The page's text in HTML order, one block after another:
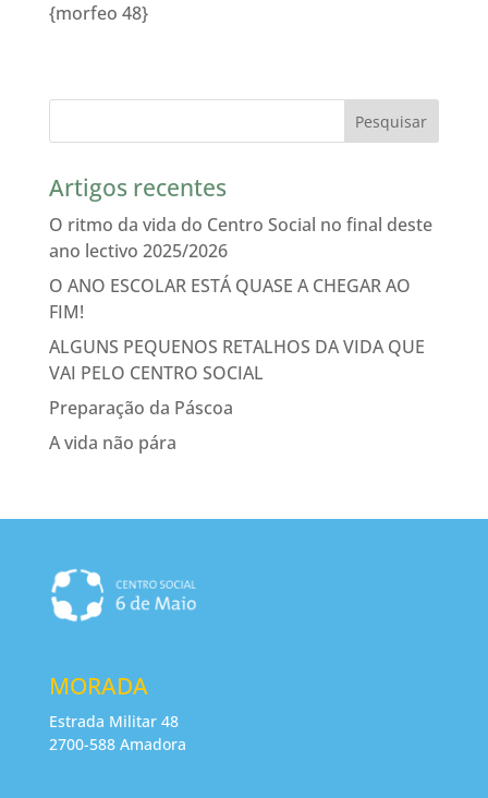
{morfeo 48}
Artigos recentes
O ritmo da vida do Centro Social no final deste
ano lectivo 2025/2026
O ANO ESCOLAR ESTÁ QUASE A CHEGAR AO
FIM!
ALGUNS PEQUENOS RETALHOS DA VIDA QUE
VAI PELO CENTRO SOCIAL
Preparação da Páscoa
A vida não pára
MORADA
Estrada Militar 48
2700-588 Amadora